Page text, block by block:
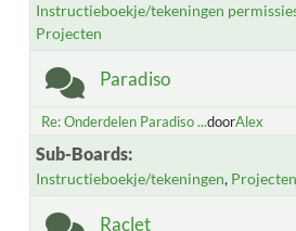
Instructieboekje/tekeningen
Projecten
Paradiso
Re: Onderdelen Paradiso ...doorAlex
Sub-Boards
Instructieboekje/tekeningen Projecten
Raclet